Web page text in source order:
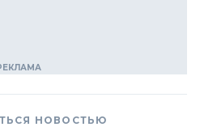
НОВОСТЬЮ